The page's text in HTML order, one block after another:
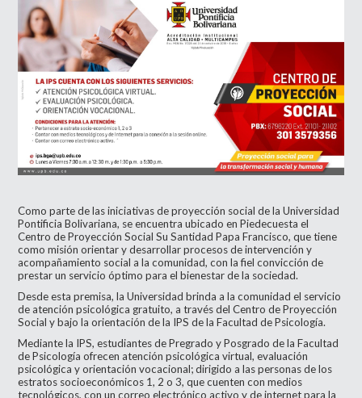
Como parte de las iniciativas de proyección social de la Universidad
Pontificia Bolivariana, se encuentra ubicado en Piedecuesta el
Centro de Proyección Social Su Santidad Papa Francisco, que tiene
como misión orientar y desarrollar procesos de intervención y
acompañamiento social a la comunidad, con la fiel convicción de
prestar un servicio óptimo para el bienestar de la sociedad.
Desde esta premisa, la Universidad brinda a la comunidad el servicio
de atención psicológica gratuito, a través del Centro de Proyección
Social y bajo la orientación de la IPS de la Facultad de Psicología.
Mediante la IPS, estudiantes de Pregrado y Posgrado de la Facultad
de Psicología ofrecen atención psicológica virtual, evaluación
psicológica y orientación vocacional; dirigido a las personas de los
estratos socioeconómicos 1, 2 o 3, que cuenten con medios
tecnológicos, con un correo electrónico activo y de internet para la